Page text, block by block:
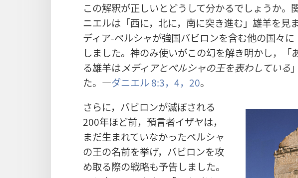
この解釈が正しいとどうして分かるでしょうか。
ニエルは「西に，北に，南に突き進む」雄羊を見
ディア-ペルシャが強国バビロンを含む他の国々
しました。神のみ使いがこの幻を解き明かし，「
る雄羊はメディアとペルシャの王を表わしている
た。―ダニエル 8:3，4， 20。
さらに，バビロンが滅ぼされる
200年ほど前，預言者イザヤは，
まだ生まれていなかったペルシャ
の王の名前を挙げ，バビロンを攻
め取る際の戦略も予告しました。